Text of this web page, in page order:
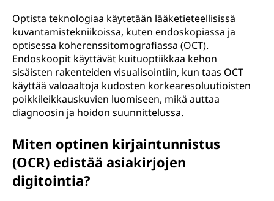
Optista teknologiaa käytetään lääketieteellisissä
kuvantamistekniikoissa, kuten endoskopiassa ja
optisessa koherenssitomografiassa (OCT).
Endoskoopit käyttävät kuituoptiikkaa kehon
sisäisten rakenteiden visualisointiin, kun taas OCT
käyttää valoaaltoja kudosten korkearesoluutioisten
poikkileikkauskuvien luomiseen, mikä auttaa
diagnoosin ja hoidon suunnittelussa.
Miten optinen kirjaintunnistus
(OCR) edistää asiakirjojen
digitointia?